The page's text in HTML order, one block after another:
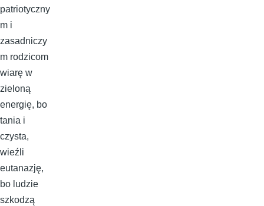
patriotyczny
m i
zasadniczy
m rodzicom
wiarę w
zieloną
energię, bo
tania i
czysta,
wieźli
eutanazję,
bo ludzie
szkodzą